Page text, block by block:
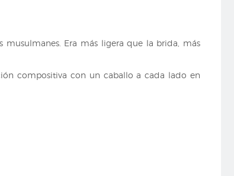
musulmanes. Era más ligera que la brida, más
compositiva con un caballo a cada lado en